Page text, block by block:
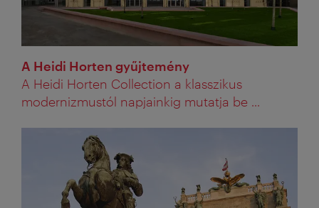
A Heidi Horten gyűjtemény
A Heidi Horten Collection a klasszikus
modernizmustól napjainkig mutatja be ...